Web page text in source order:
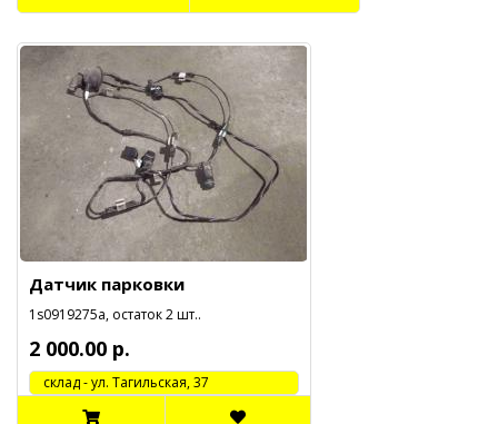
Датчик парковки
1s0919275a, остаток 2 шт..
2 000.00 р.
cклад - ул. Тагильская, 37